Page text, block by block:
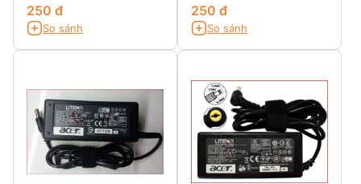
571G
250 đ
So sánh
731G E1-732G
250 đ
So sánh